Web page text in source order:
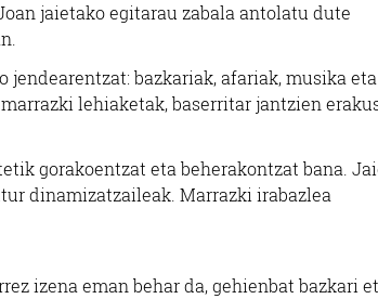
jaietako egitarau zabala antolatu dute
bazkariak, afariak, musika eta
lehiaketak, baserritar jantzien
gorakoentzat eta beherakontzat bana.
dinamizatzaileak. Marrazki irabazlea
izena eman behar da, gehienbat bazkari